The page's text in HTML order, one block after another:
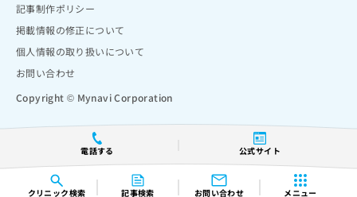
クリニック検索 記事検索 お問い合わせ メニュー
電話する 公式サイト
記事制作ポリシー
掲載情報の修正について
個人情報の取り扱いについて
お問い合わせ
Copyright © Mynavi Corporation